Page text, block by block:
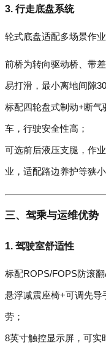
3. 行走底盘系统
轮式底盘适配多场景作业
前桥为转向驱动桥、带
易打滑，最小离地间隙
标配四轮盘式制动+断气
车，行驶安全性高；
可选前后液压支腿，作
业，适配路边养护等狭小
三、驾乘与运维优势
1. 驾驶室舒适性
标配ROPS/FOPS防滚
悬浮减震座椅+可调先导
劳；
8英寸触控显示屏，可实